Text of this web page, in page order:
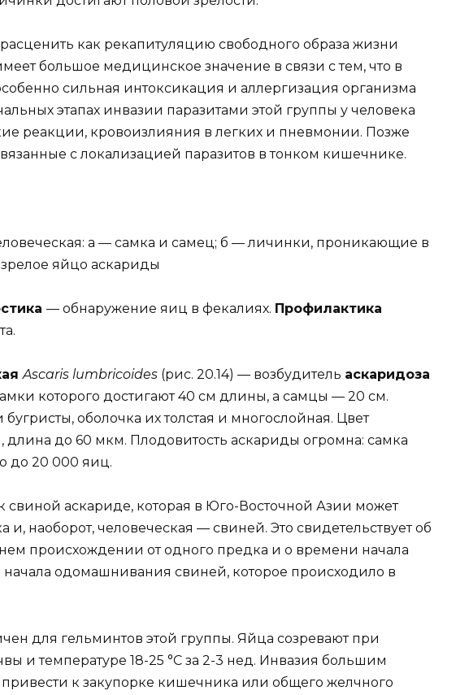
как рекапитуляцию свободного образа жизни
большое медицинское значение в связи с тем, что в
сильная интоксикация и аллергизация организма
этапах инвазии паразитами этой группы у человека
реакции, кровоизлияния в легких и пневмонии. Позже
с локализацией паразитов в тонком кишечнике.
а — самка и самец; б — личинки, проникающие в
яйцо аскариды
— обнаружение яиц в фекалиях. Профилактика
Ascaris lumbricoides (рис. 20.14) — возбудитель аскаридоза
которого достигают 40 см длины, а самцы — 20 см.
оболочка их толстая и многослойная. Цвет
длина до 60 мкм. Плодовитость аскариды огромна: самка
до 20 000 яиц.
свиной аскариде, которая в Юго-Восточной Азии может
и, наоборот, человеческая — свиней. Это свидетельствует об
происхождении от одного предка и о времени начала
одомашнивания свиней, которое происходило в
для гельминтов этой группы. Яйца созревают при
и температуре 18-25 °С за 2-3 нед. Инвазия большим
к закупорке кишечника или общего желчного